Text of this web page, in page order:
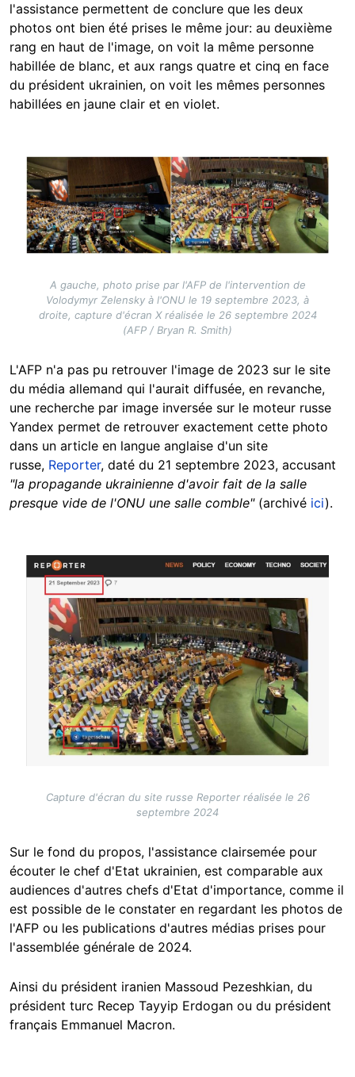
l'assistance permettent de conclure que les deux
photos ont bien été prises le même jour: au deuxième
rang en haut de l'image, on voit la même personne
habillée de blanc, et aux rangs quatre et cinq en face
du président ukrainien, on voit les mêmes personnes
habillées en jaune clair et en violet.
Image
A gauche, photo prise par l'AFP de l'intervention de
Volodymyr Zelensky à l'ONU le 19 septembre 2023, à
droite, capture d'écran X réalisée le 26 septembre 2024
(AFP / Bryan R. Smith)
L'AFP n'a pas pu retrouver l'image de 2023 sur le site
du média allemand qui l'aurait diffusée, en revanche,
une recherche par image inversée sur le moteur russe
Yandex permet de retrouver exactement cette photo
dans un article en langue anglaise d'un site
russe, Reporter, daté du 21 septembre 2023, accusant
"la propagande ukrainienne d'avoir fait de la salle
presque vide de l'ONU une salle comble" (archivé ici).
Image
Capture d'écran du site russe Reporter réalisée le 26
septembre 2024
Sur le fond du propos, l'assistance clairsemée pour
écouter le chef d'Etat ukrainien, est comparable aux
audiences d'autres chefs d'Etat d'importance, comme il
est possible de le constater en regardant les photos de
l'AFP ou les publications d'autres médias prises pour
l'assemblée générale de 2024.
Ainsi du président iranien Massoud Pezeshkian, du
président turc Recep Tayyip Erdogan ou du président
français Emmanuel Macron.